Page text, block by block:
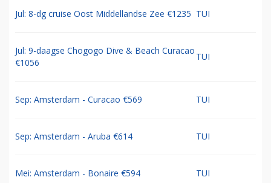
Jul: 8-dg cruise Oost Middellandse Zee €1235 TUI
Jul: 9-daagse Chogogo Dive & Beach Curacao
€1056
TUI
Sep: Amsterdam - Curacao €569 TUI
Sep: Amsterdam - Aruba €614 TUI
Mei: Amsterdam - Bonaire €594 TUI